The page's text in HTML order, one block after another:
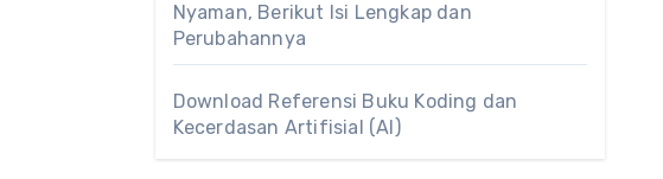
Nyaman, Berikut Isi Lengkap dan
Perubahannya
Download Referensi Buku Koding dan
Kecerdasan Artifisial (AI)